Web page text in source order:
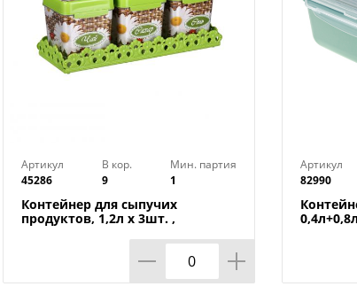
Артикул
45286
В кор.
9
Мин. партия
1
Контейнер для сыпучих
продуктов, 1,2л х 3шт. ,
Артикул
82990